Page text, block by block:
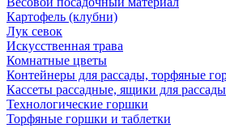
Картофель (клубни)
Лук севок
Искусственная трава
Комнатные цветы
Контейнеры для рассады, торфяные
Кассеты рассадные, ящики для рассады
Технологические горшки
Торфяные горшки и таблетки